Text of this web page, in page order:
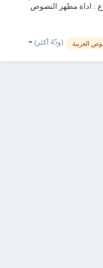
: اداة مطهر النصوص
العربية (و45 أكثر)